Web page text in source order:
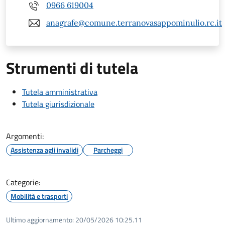
0966 619004
anagrafe@comune.terranovasappominulio.rc.it
Strumenti di tutela
Tutela amministrativa
Tutela giurisdizionale
Argomenti:
Assistenza agli invalidi Parcheggi
Categorie:
Mobilità e trasporti
Ultimo aggiornamento: 20/05/2026 10:25.11